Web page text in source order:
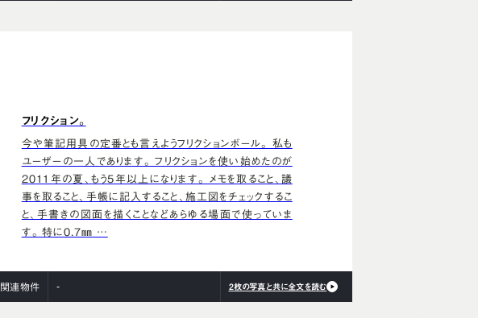
フリクション。
今や筆記用具の定番とも言えようフリクションボール。 私も
ユーザーの一人であります。 フリクションを使い始めたのが
2011年の夏、もう5年以上になります。 メモを取ること、議
事を取ること、手帳に記入すること、施工図をチェックするこ
と、手書きの図面を描くことなどあらゆる場面で使っていま
す。 特に0.7㎜ …
関連物件 - 2枚の写真と共に全文を読む